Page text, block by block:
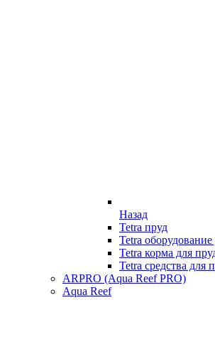
Назад
Tetra пруд
Tetra оборудование
Tetra корма для
Tetra средства для
ARPRO (Aqua Reef PRO)
Aqua Reef